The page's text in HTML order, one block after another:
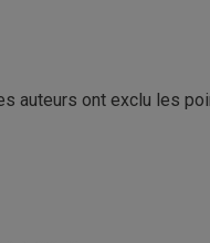
auteurs ont exclu les